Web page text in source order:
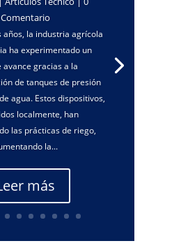
Comentario
años, la industria agrícola
ha experimentado un
avance gracias a la
de tanques de presión
agua. Estos dispositivos,
localmente, han
las prácticas de riego,
la...
más